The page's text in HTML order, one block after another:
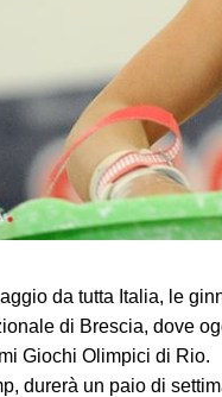
da tutta Italia, le
di Brescia, dove
Giochi Olimpici di Rio.
durerà un paio di